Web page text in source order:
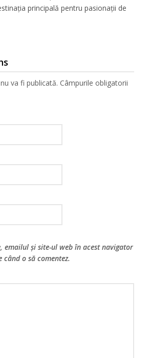
principală pentru pasionații de
va fi publicată. Câmpurile obligatorii
emailul și site-ul web în acest navigator
o să comentez.